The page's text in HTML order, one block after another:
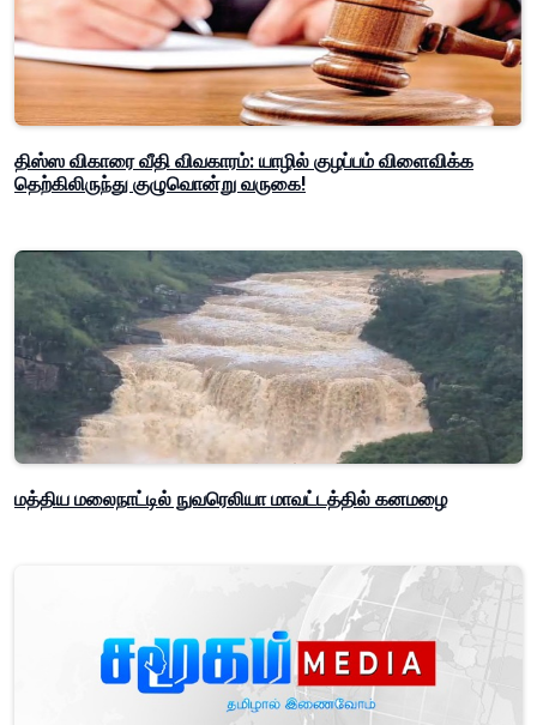
திஸ்ஸ விகாரை வீதி விவகாரம்: யாழில் குழப்பம் விளைவிக்க
தெற்கிலிருந்து குழுவொன்று வருகை!
மத்திய மலைநாட்டில் நுவரெலியா மாவட்டத்தில் கனமழை